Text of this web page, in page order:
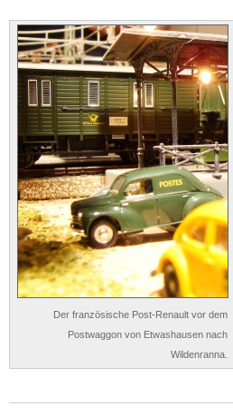
Der französische Post-Renault vor dem
Postwaggon von Etwashausen nach
Wildenranna.